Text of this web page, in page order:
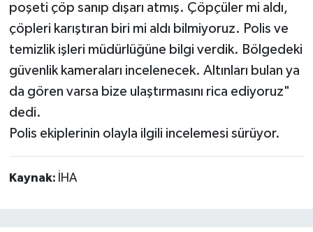
poşeti çöp sanıp dışarı atmış. Çöpçüler mi aldı,
çöpleri karıştıran biri mi aldı bilmiyoruz. Polis ve
temizlik işleri müdürlüğüne bilgi verdik. Bölgedeki
güvenlik kameraları incelenecek. Altınları bulan ya
da gören varsa bize ulaştırmasını rica ediyoruz"
dedi.
Polis ekiplerinin olayla ilgili incelemesi sürüyor.
Kaynak: İHA